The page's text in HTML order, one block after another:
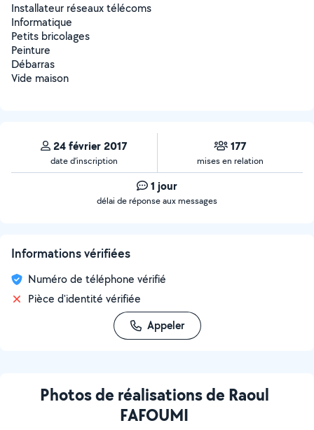
Installateur réseaux télécoms
Informatique
Petits bricolages
Peinture
Débarras
Vide maison
24 février 2017
date d’inscription
177
mises en relation
1 jour
délai de réponse aux messages
Informations vérifiées
Numéro de téléphone vérifié
Pièce d'identité vérifiée
Appeler
Photos de réalisations de Raoul
FAFOUMI